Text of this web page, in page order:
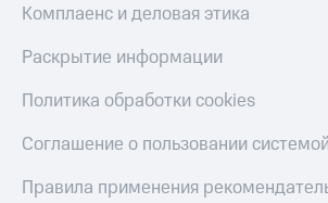
Комплаенс и деловая этика
Раскрытие информации
Политика обработки cookies
Соглашение о пользовании системой
Правила применения